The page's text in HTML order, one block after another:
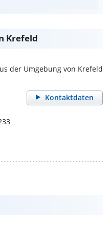
Krefeld
der Umgebung von Krefeld
Kontaktdaten